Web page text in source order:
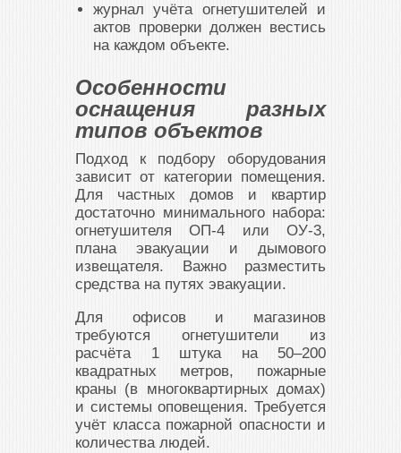
журнал учёта огнетушителей и
актов проверки должен вестись
на каждом объекте.
Особенности
оснащения разных
типов объектов
Подход к подбору оборудования
зависит от категории помещения.
Для частных домов и квартир
достаточно минимального набора:
огнетушителя ОП-4 или ОУ-3,
плана эвакуации и дымового
извещателя. Важно разместить
средства на путях эвакуации.
Для офисов и магазинов
требуются огнетушители из
расчёта 1 штука на 50–200
квадратных метров, пожарные
краны (в многоквартирных домах)
и системы оповещения. Требуется
учёт класса пожарной опасности и
количества людей.